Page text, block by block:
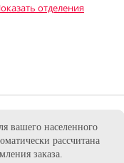
отделения
вашего населенного
рассчитана
заказа.